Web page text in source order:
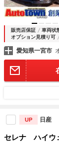
販売店保証 車両状
オプション見積り可
愛知県一宮市
UP 日産
セレナ ハイウ